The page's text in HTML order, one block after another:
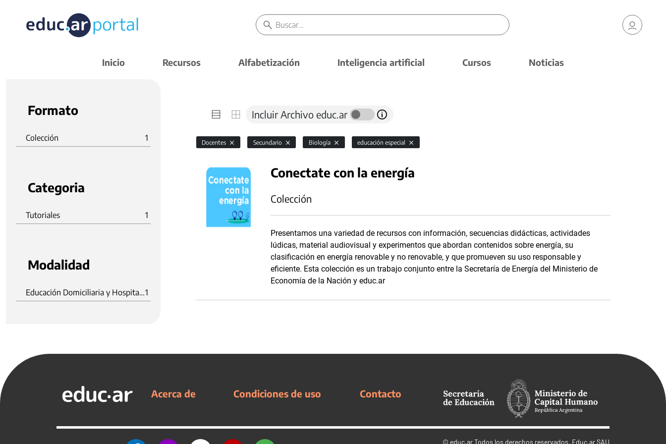
Inicio Recursos Alfabetización Inteligencia artificial Cursos Noticias
Formato
Colección 1
Categoria
Tutoriales 1
Modalidad
Educación Domiciliaria y Hospitalaria1
Incluir Archivo educ.ar
Docentes Secundario Biología educación especial
Conectate con la energía
Colección
Presentamos una variedad de recursos con información, secuencias didácticas, actividades
lúdicas, material audiovisual y experimentos que abordan contenidos sobre energía, su
clasificación en energía renovable y no renovable, y que promueven su uso responsable y
eficiente. Esta colección es un trabajo conjunto entre la Secretaría de Energía del Ministerio de
Economía de la Nación y educ.ar
Acerca de Condiciones de uso Contacto
© educ.arTodos los derechos reservados. Educ.ar SAU